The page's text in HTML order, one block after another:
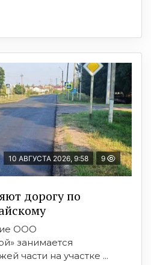
10 АВГУСТА 2026, 9:58 9
дорогу по
ООО
занимается
части на участке ...